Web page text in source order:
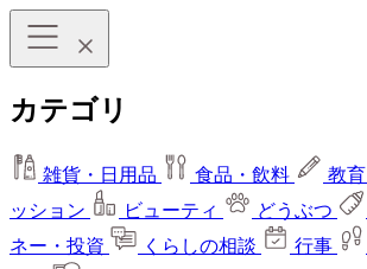
カテゴリ
雑貨・日用品 食品・飲料 教育
ッション
ビューティ どうぶつ
ネー・投資
くらしの相談 行事